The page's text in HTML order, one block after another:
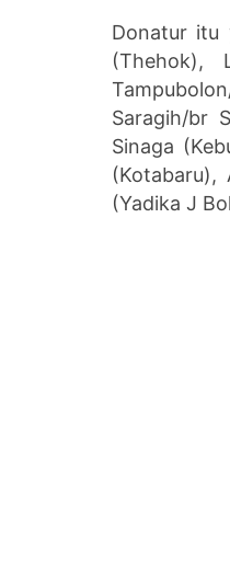
Donatur itu
(Thehok),
Saragih/br
Sinaga
(Kotabaru),
(Yadika J